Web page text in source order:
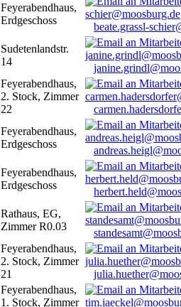
Feyerabendhaus,
Erdgeschoss
beate.grassl-
Sudetenlandstr.
14
Feyerabendhaus,
2. Stock, Zimmer
22
Feyerabendhaus,
Erdgeschoss
Feyerabendhaus,
Erdgeschoss
Rathaus, EG,
Zimmer R0.03
Feyerabendhaus,
2. Stock, Zimmer
21
Feyerabendhaus,
1. Stock, Zimmer